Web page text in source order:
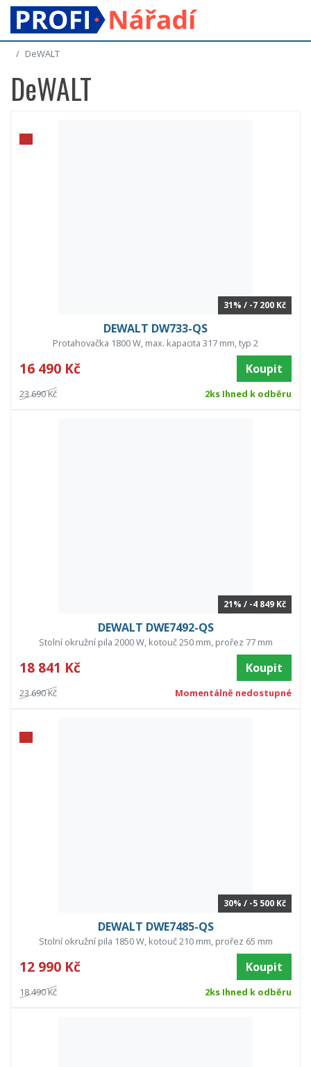
DeWALT
DeWALT
31% / -7 200 Kč
DEWALT DW733-QS
Protahovačka 1800 W, max. kapacita 317 mm, typ 2
16 490 Kč Koupit
23 690 Kč 2ks Ihned k odběru
21% / -4 849 Kč
DEWALT DWE7492-QS
Stolní okružní pila 2000 W, kotouč 250 mm, prořez 77 mm
18 841 Kč Koupit
23 690 Kč Momentálně nedostupné
30% / -5 500 Kč
DEWALT DWE7485-QS
Stolní okružní pila 1850 W, kotouč 210 mm, prořez 65 mm
12 990 Kč Koupit
18 490 Kč 2ks Ihned k odběru